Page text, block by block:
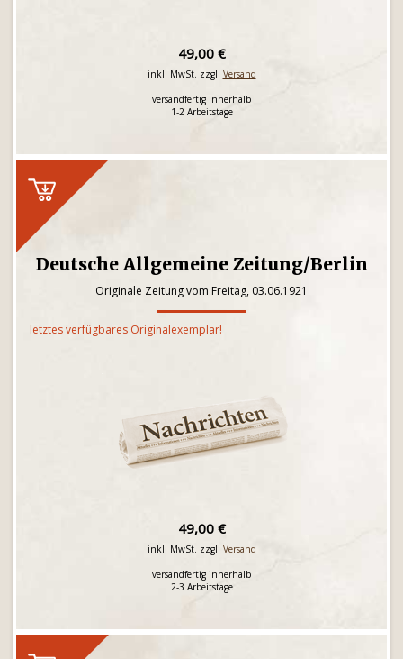
49,00 €
inkl. MwSt. zzgl. Versand
versandfertig innerhalb
1-2 Arbeitstage
Deutsche Allgemeine Zeitung/Berlin
Originale Zeitung vom Freitag, 03.06.1921
letztes verfügbares Originalexemplar!
49,00 €
inkl. MwSt. zzgl. Versand
versandfertig innerhalb
2-3 Arbeitstage